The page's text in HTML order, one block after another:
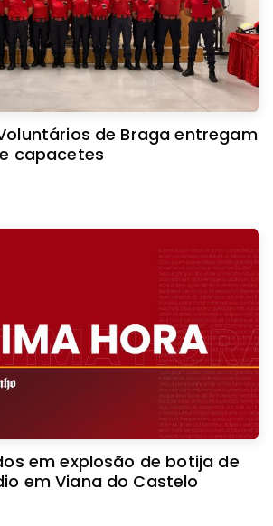
de Braga entregam
capacetes
em explosão de botija de
em Viana do Castelo